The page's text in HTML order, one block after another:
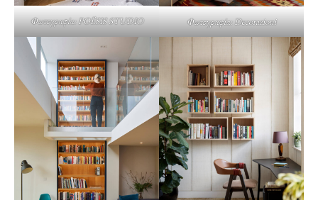
Φωτογραφία: POËSIS STUDIO Φωτογραφία: Decorazioni